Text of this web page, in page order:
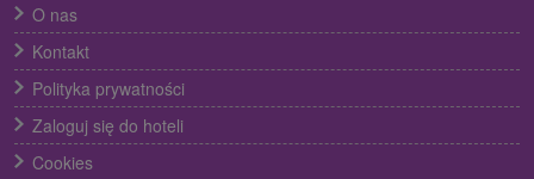
O nas
Kontakt
Polityka prywatności
Zaloguj się do hoteli
Cookies